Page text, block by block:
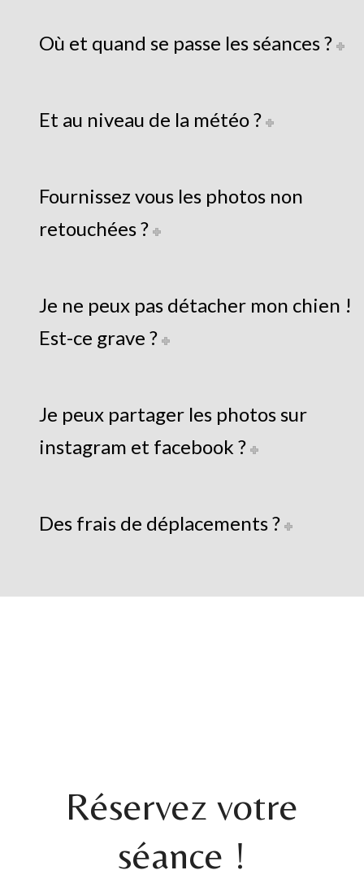
Où et quand se passe les séances ?
Et au niveau de la météo ?
Fournissez vous les photos non
retouchées ?
Je ne peux pas détacher mon chien !
Est-ce grave ?
Je peux partager les photos sur
instagram et facebook ?
Des frais de déplacements ?
Réservez votre
séance !